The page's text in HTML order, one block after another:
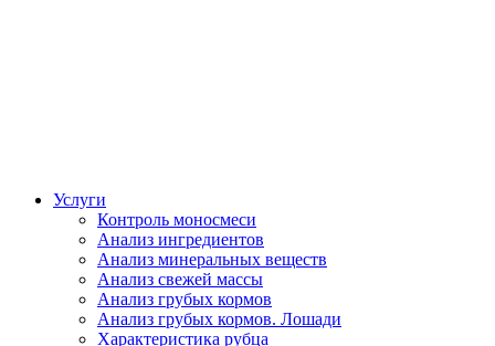
Услуги
Контроль моносмеси
Анализ ингредиентов
Анализ минеральных веществ
Анализ свежей массы
Анализ грубых кормов
Анализ грубых кормов. Лошади
Характеристика рубца